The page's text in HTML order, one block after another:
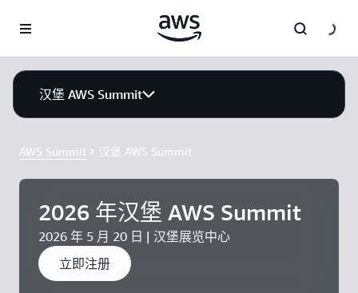
汉堡 AWS Summit
AWS Summit 汉堡 AWS Summit
2026 年汉堡 AWS Summit
2026 年 5 月 20 日 | 汉堡展览中心
立即注册